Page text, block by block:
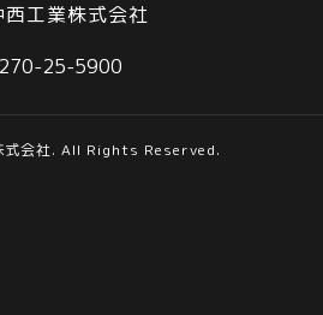
西工業株式会社
25-5900
式会社. All Rights Reserved.